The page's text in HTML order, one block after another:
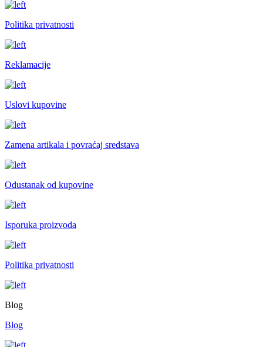
Politika privatnosti
Reklamacije
Uslovi kupovine
Zamena artikala i povraćaj sredstava
Odustanak od kupovine
Isporuka proizvoda
Politika privatnosti
Blog
Blog